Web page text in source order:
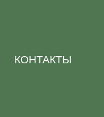
КОНТАКТЫ